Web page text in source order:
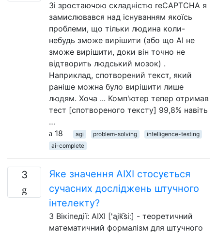
Зі зростаючою складністю reCAPTCHA я
замислювався над існуванням якоїсь
проблеми, що тільки людина коли-
небудь зможе вирішити (або що AI не
зможе вирішити, доки він точно не
відтворить людський мозок) .
Наприклад, спотворений текст, який
раніше можна було вирішити лише
людям. Хоча ... Комп'ютер тепер отримав
тест [спотвореного тексту] 99,8% навіть
…
18
agi problem-solving
intelligence-testing
ai-complete
3
Яке значення AIXI стосується
сучасних досліджень штучного
інтелекту?
З Вікіпедії: AIXI ['ai̯k͡siː] - теоретичний
математичний формалізм для штучного